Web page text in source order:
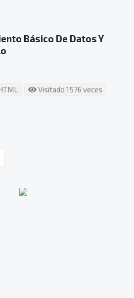
Básico De Datos Y
Visitado 1576 veces